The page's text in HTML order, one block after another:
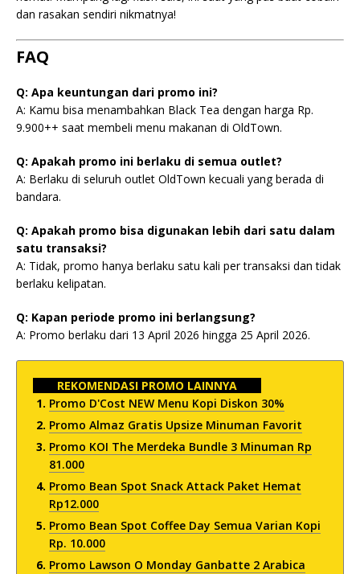
dan rasakan sendiri nikmatnya!
FAQ
Q: Apa keuntungan dari promo ini?
A: Kamu bisa menambahkan Black Tea dengan harga Rp.
9.900++ saat membeli menu makanan di OldTown.
Q: Apakah promo ini berlaku di semua outlet?
A: Berlaku di seluruh outlet OldTown kecuali yang berada di
bandara.
Q: Apakah promo bisa digunakan lebih dari satu dalam
satu transaksi?
A: Tidak, promo hanya berlaku satu kali per transaksi dan tidak
berlaku kelipatan.
Q: Kapan periode promo ini berlangsung?
A: Promo berlaku dari 13 April 2026 hingga 25 April 2026.
REKOMENDASI PROMO LAINNYA
Promo D'Cost NEW Menu Kopi Diskon 30%
Promo Almaz Gratis Upsize Minuman Favorit
Promo KOI The Merdeka Bundle 3 Minuman Rp
81.000
Promo Bean Spot Snack Attack Paket Hemat
Rp12.000
Promo Bean Spot Coffee Day Semua Varian Kopi
Rp. 10.000
Promo Lawson O Monday Ganbatte 2 Arabica